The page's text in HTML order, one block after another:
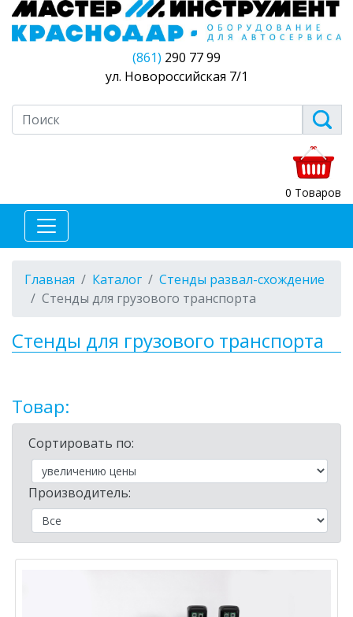
(861) 290 77 99
ул. Новороссийская 7/1
0 Товаров
Главная Каталог
Стенды развал-схождение
Стенды для грузового транспорта
Стенды для грузового транспорта
Товар:
Сортировать по:
Производитель: